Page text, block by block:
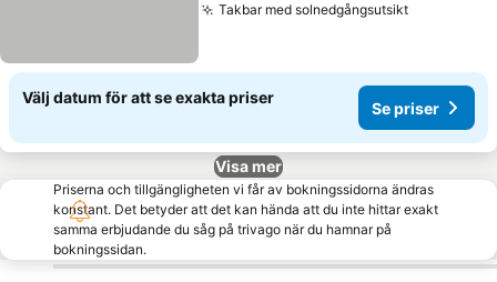
Takbar med solnedgångsutsiktSe priser
Välj datum för att se exakta priser
Se priser
Visa mer
Priserna och tillgängligheten vi får av bokningssidorna ändras
konstant. Det betyder att det kan hända att du inte hittar exakt
samma erbjudande du såg på trivago när du hamnar på
bokningssidan.